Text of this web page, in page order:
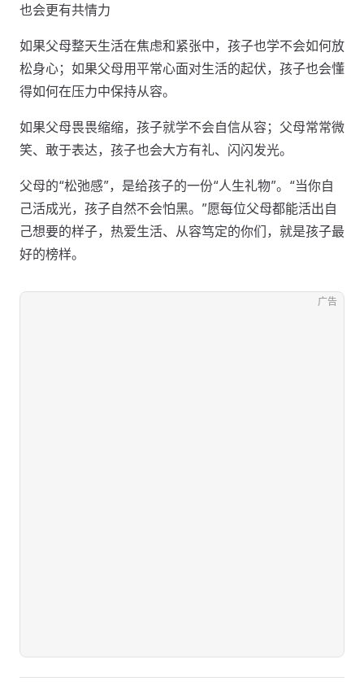
也会更有共情力
如果父母整天生活在焦虑和紧张中，孩子也学不会如何放
松身心；如果父母用平常心面对生活的起伏，孩子也会懂
得如何在压力中保持从容。
如果父母畏畏缩缩，孩子就学不会自信从容；父母常常微
笑、敢于表达，孩子也会大方有礼、闪闪发光。
父母的“松弛感”，是给孩子的一份“人生礼物”。“当你自
己活成光，孩子自然不会怕黑。”愿每位父母都能活出自
己想要的样子，热爱生活、从容笃定的你们，就是孩子最
好的榜样。
广告